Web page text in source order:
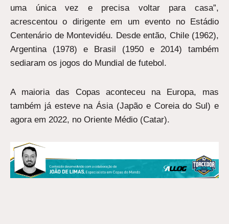
uma única vez e precisa voltar para casa”,
acrescentou o dirigente em um evento no Estádio
Centenário de Montevidéu. Desde então, Chile (1962),
Argentina (1978) e Brasil (1950 e 2014) também
sediaram os jogos do Mundial de futebol.
A maioria das Copas aconteceu na Europa, mas
também já esteve na Ásia (Japão e Coreia do Sul) e
agora em 2022, no Oriente Médio (Catar).